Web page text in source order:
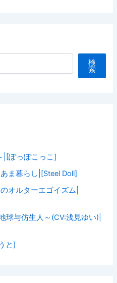
検
索
|[ぽっぽこっこ]
ま暮らし|[Steel Doll]
オルターエゴイズム|
球与仿生人～(CV:浅見ゆい)|
と]